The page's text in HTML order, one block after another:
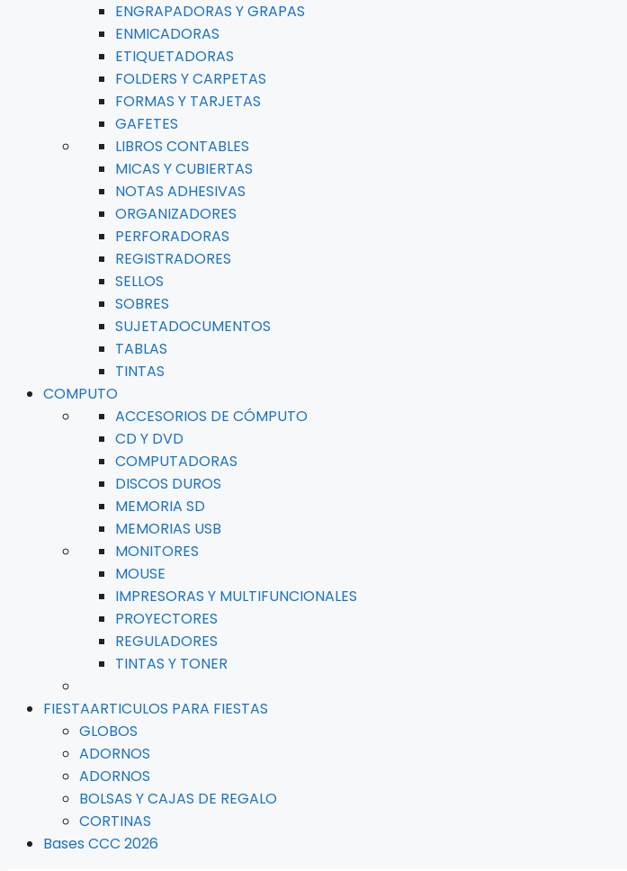
ENGRAPADORAS Y GRAPAS
ENMICADORAS
ETIQUETADORAS
FOLDERS Y CARPETAS
FORMAS Y TARJETAS
GAFETES
LIBROS CONTABLES
MICAS Y CUBIERTAS
NOTAS ADHESIVAS
ORGANIZADORES
PERFORADORAS
REGISTRADORES
SELLOS
SOBRES
SUJETADOCUMENTOS
TABLAS
TINTAS
COMPUTO
ACCESORIOS DE CÓMPUTO
CD Y DVD
COMPUTADORAS
DISCOS DUROS
MEMORIA SD
MEMORIAS USB
MONITORES
MOUSE
IMPRESORAS Y MULTIFUNCIONALES
PROYECTORES
REGULADORES
TINTAS Y TONER
FIESTAARTICULOS PARA FIESTAS
GLOBOS
ADORNOS
ADORNOS
BOLSAS Y CAJAS DE REGALO
CORTINAS
Bases CCC 2026